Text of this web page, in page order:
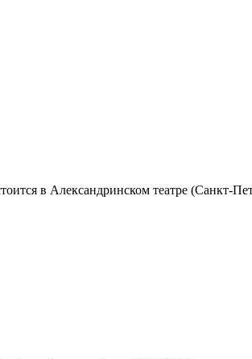
в Александринском театре (Санкт-